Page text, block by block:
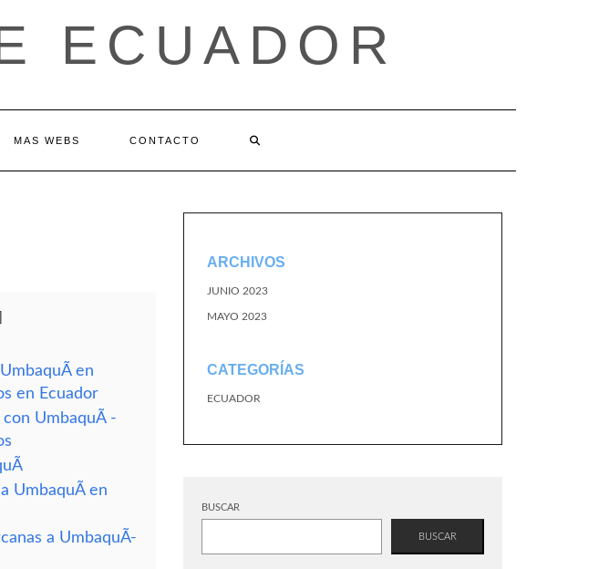
ECUADOR
MAS WEBS CONTACTO
en
en Ecuador
UmbaquÃ­ -
UmbaquÃ­ en
a UmbaquÃ­
ARCHIVOS
JUNIO 2023
MAYO 2023
CATEGORÍAS
ECUADOR
BUSCAR
BUSCAR